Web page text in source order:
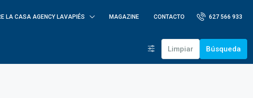
LA CASA AGENCY LAVAPIÉS MAGAZINE CONTACTO 627 566 933
Limpiar Búsqueda